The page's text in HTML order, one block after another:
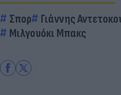
Σπορ
Γιάννης
Μιλγουόκι Μπακς